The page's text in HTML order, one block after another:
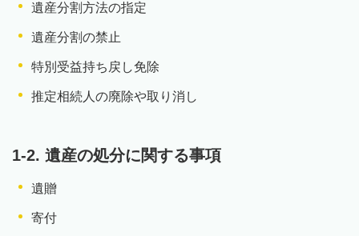
遺産分割方法の指定
遺産分割の禁止
特別受益持ち戻し免除
推定相続人の廃除や取り消し
1-2. 遺産の処分に関する事項
遺贈
寄付